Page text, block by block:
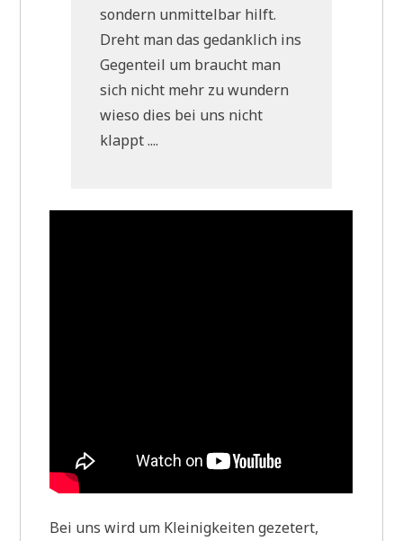
son­dern unmit­tel­bar hilft.
Dreht man das gedank­lich ins
Gegen­teil um braucht man
sich nicht mehr zu wun­dern
wie­so dies bei uns nicht
klappt ....
Bei uns wird um Klei­nig­kei­ten geze­tert,